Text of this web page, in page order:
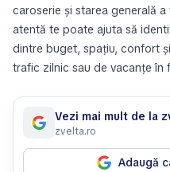
caroserie și starea generală
atentă te poate ajuta să
dintre buget, spațiu, confort
trafic zilnic sau de vacanțe în
Vezi mai mult de la
zvelta.ro
Adaugă